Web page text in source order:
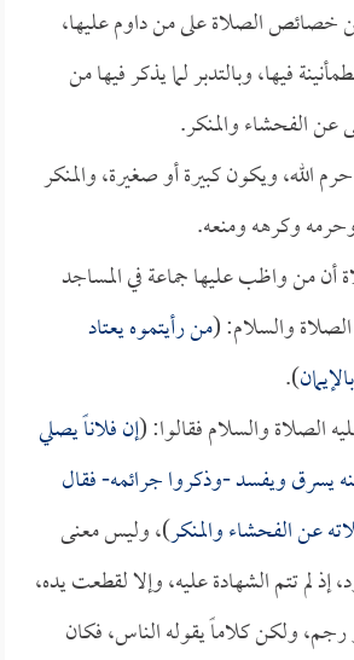
ومن خصائص الصلاة على من داوم عليها،
فيها، وبالتدبر لما يذكر فيها من
عن الفحشاء والمنكر.
الله، ويكون كبيرة أو صغيرة، والمنكر
وكرهه ومنعه.
من واظب عليها جماعة في المساجد
والسلام: (من رأيتموه يعتاد
).
الصلاة والسلام فقالوا: (إن فلاناً يصلي
يسرق ويفسد -وذكروا جرائمه- فقال
عن الفحشاء والمنكر)، وليس معنى
إذ لم تتم الشهادة عليه، وإلا لقطعت يده،
رجم، ولكن كلاماً يقوله الناس، فكان